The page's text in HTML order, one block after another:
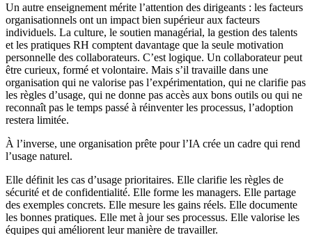
Un autre enseignement mérite l’attention des dirigeants : les facteurs
organisationnels ont un impact bien supérieur aux facteurs
individuels. La culture, le soutien managérial, la gestion des talents
et les pratiques RH comptent davantage que la seule motivation
personnelle des collaborateurs. C’est logique. Un collaborateur peut
être curieux, formé et volontaire. Mais s’il travaille dans une
organisation qui ne valorise pas l’expérimentation, qui ne clarifie pas
les règles d’usage, qui ne donne pas accès aux bons outils ou qui ne
reconnaît pas le temps passé à réinventer les processus, l’adoption
restera limitée.
À l’inverse, une organisation prête pour l’IA crée un cadre qui rend
l’usage naturel.
Elle définit les cas d’usage prioritaires. Elle clarifie les règles de
sécurité et de confidentialité. Elle forme les managers. Elle partage
des exemples concrets. Elle mesure les gains réels. Elle documente
les bonnes pratiques. Elle met à jour ses processus. Elle valorise les
équipes qui améliorent leur manière de travailler.